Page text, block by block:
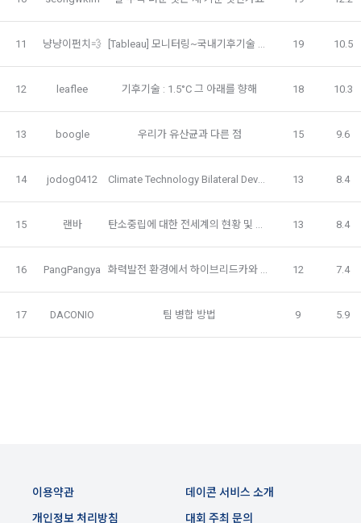
호하기 위하여 "회원"이 선정한 문자와 숫자의 조합 또는 이와
동일한 용도로 쓰이는 “사이트”에서 자동 생성된 인증코드를 말
제 3 조 (효력의 발생 및 변경)
본 약관은 온라인을 통하여 “회원”에게 공시함으로써 효력을 발
생한다.
1. "회사"는 이 약관의 내용과 상호, 영업소 소재지, 대표자의 성
명, 사업자등록번호, 연락처 등을 "회원"이 알 수 있도록 초기 화
신사업법, 정보통신망이용촉진등에관한법률, 전자상거래 등에
서의 소비자보호에 관한 법률, 전자문서 및 전자거래기본법, 전
자금융거래법, 전자서명법, 소비자기본법, 개인정보보호법 등
까지 공지한다.
2) 서비스 제공에 관한 계약 이행 및 서비스 제공에 따른 요금정
산
본인인증, 채용정보 매칭 및 컨텐츠 제공을 위한 개인식별, 회원
간의 상호 연락, 구매 및 요금 결제, 물품 및 증빙발송, 부정 이용
방지와 비인가 사용방지
3) 서비스 개발 및 마케팅ㆍ광고 활용
맞춤 서비스 제공, 서비스 안내 및 이용권유, 서비스 개선 및 신
규 서비스 개발을 위한 통계 및 접속빈도 파악, 통계학적 특성에
11 냥냥이펀치💨 [Tableau] 모니터링~국내기후기술 수출가능지역 모색 19 10.5
12 leaflee 기후기술 : 1.5°C 그 아래를 향해 18 10.3
13 boogle 우리가 유산균과 다른 점 15 9.6
14 jodog0412 Climate Technology Bilateral Development Visualization 13 8.4
15 랜바 탄소중립에 대한 전세계의 현황 및 우리나라의 노력 13 8.4
16 PangPangya 화력발전 환경에서 하이브리드카와 전기차 12 7.4
17 DACONIO 팀 병합 방법 9 5.9
이용약관
개인정보 처리방침
대회 주최 문의
데이콘 서비스 소개